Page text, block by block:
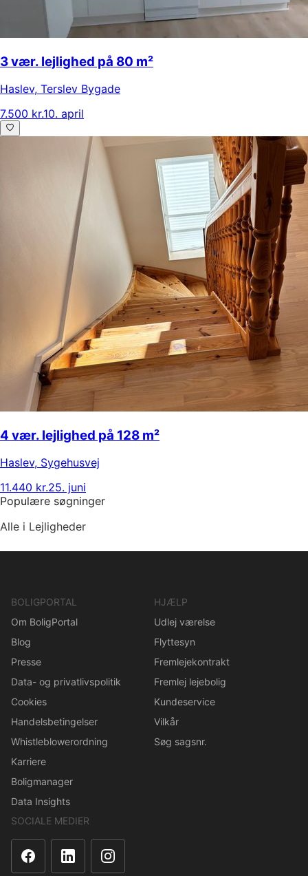
3 vær. lejlighed på 80 m²
Haslev, Terslev Bygade
7.500 kr.10. april
4 vær. lejlighed på 128 m²
Haslev, Sygehusvej
11.440 kr.25. juni
Populære søgninger
Alle i Lejligheder
BOLIGPORTAL
Om BoligPortal
Blog
Presse
Data- og privatlivspolitik
Cookies
Handelsbetingelser
Whistleblowerordning
Karriere
Boligmanager
Data Insights
HJÆLP
Udlej værelse
Flyttesyn
Fremlejekontrakt
Fremlej lejebolig
Kundeservice
Vilkår
Søg sagsnr.
SOCIALE MEDIER